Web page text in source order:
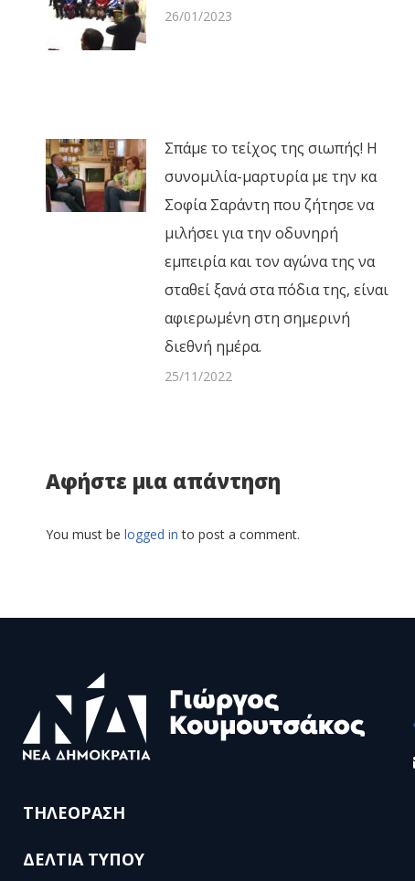
26/01/2023
Σπάμε το τείχος της σιωπής! Η
συνομιλία-μαρτυρία με την κα
Σοφία Σαράντη που ζήτησε να
μιλήσει για την οδυνηρή
εμπειρία και τον αγώνα της να
σταθεί ξανά στα πόδια της, είναι
αφιερωμένη στη σημερινή
διεθνή ημέρα.
25/11/2022
Αφήστε μια απάντηση
You must be logged in to post a comment.
ΤΗΛΕΟΡΑΣΗ
ΔΕΛΤΙΑ ΤΥΠΟΥ